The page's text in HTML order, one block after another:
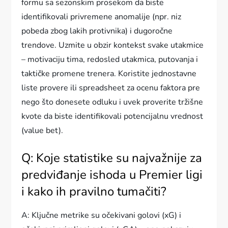
formu sa sezonskim prosekom da biste
identifikovali privremene anomalije (npr. niz
pobeda zbog lakih protivnika) i dugoročne
trendove. Uzmite u obzir kontekst svake utakmice
– motivaciju tima, redosled utakmica, putovanja i
taktičke promene trenera. Koristite jednostavne
liste provere ili spreadsheet za ocenu faktora pre
nego što donesete odluku i uvek proverite tržišne
kvote da biste identifikovali potencijalnu vrednost
(value bet).
Q: Koje statistike su najvažnije za
predviđanje ishoda u Premier ligi
i kako ih pravilno tumačiti?
A: Ključne metrike su očekivani golovi (xG) i